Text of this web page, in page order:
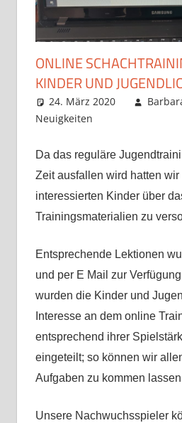
ONLINE
KINDER UND
24. März 2020
Neuigkeiten
Da das reguläre
Zeit ausfallen wird hatten
interessierten Kinder über
Trainingsmaterialien zu
Entsprechende Lektionen
und per E Mail zur
wurden die Kinder und
Interesse an dem online
entsprechend ihrer
eingeteilt; so können wir
Aufgaben zu kommen
Unsere Nachwuchsspieler